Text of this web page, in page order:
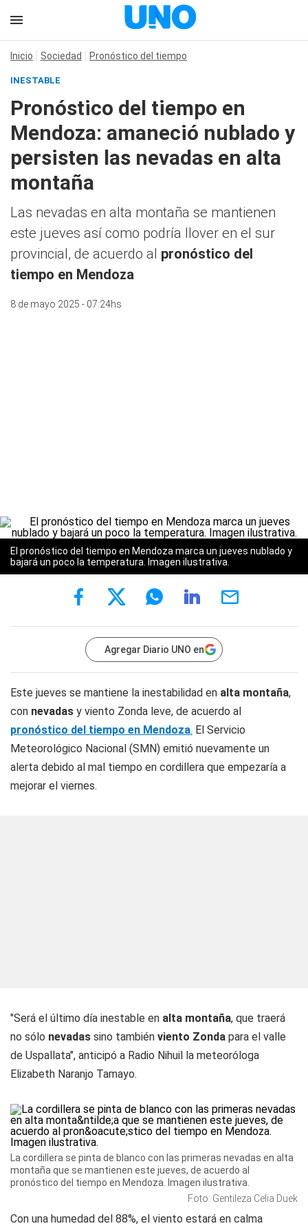
Inicio Sociedad Pronóstico del tiempo
INESTABLE
Pronóstico del tiempo en
Mendoza: amaneció nublado y
persisten las nevadas en alta
montaña
Las nevadas en alta montaña se mantienen
este jueves así como podría llover en el sur
provincial, de acuerdo al pronóstico del
tiempo en Mendoza
8 de mayo 2025 - 07:24hs
El pronóstico del tiempo en Mendoza marca un jueves nublado y
bajará un poco la temperatura. Imagen ilustrativa.
Agregar Diario UNO en
Este jueves se mantiene la inestabilidad en alta montaña,
con nevadas y viento Zonda leve, de acuerdo al
pronóstico del tiempo en Mendoza. El Servicio
Meteorológico Nacional (SMN) emitió nuevamente un
alerta debido al mal tiempo en cordillera que empezaría a
mejorar el viernes.
"Será el último día inestable en alta montaña, que traerá
no sólo nevadas sino también viento Zonda para el valle
de Uspallata", anticipó a Radio Nihuil la meteoróloga
Elizabeth Naranjo Tamayo.
La cordillera se pinta de blanco con las primeras nevadas en alta
montaña que se mantienen este jueves, de acuerdo al
pronóstico del tiempo en Mendoza. Imagen ilustrativa.
Foto: Gentileza Celia Duek
Con una humedad del 88%, el viento estará en calma